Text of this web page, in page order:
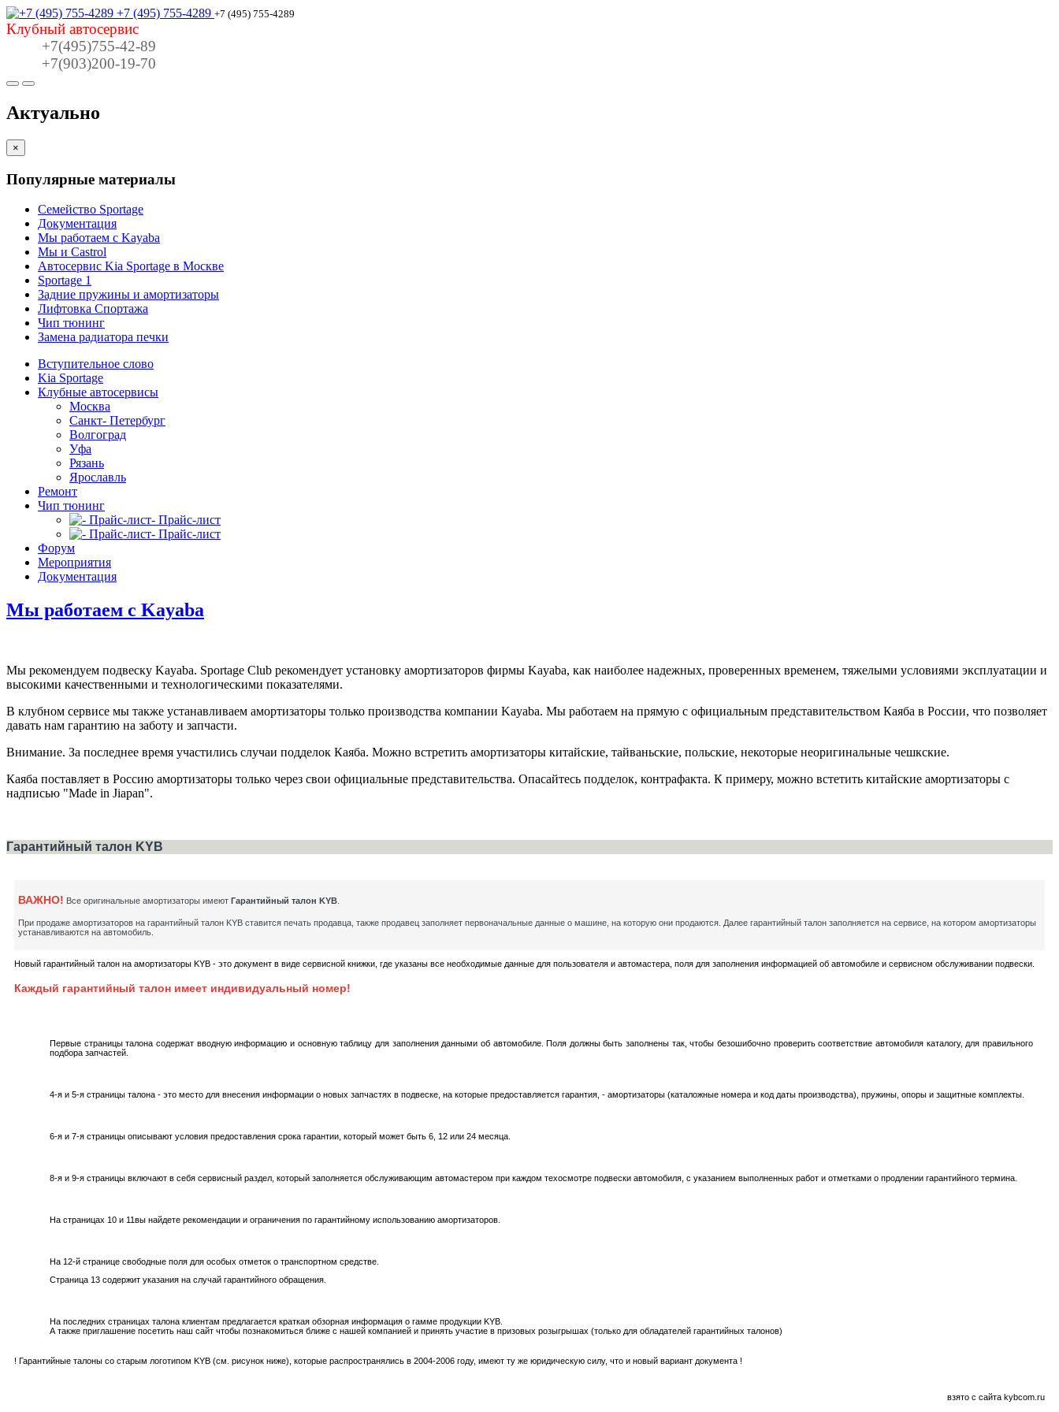
+7 (495) 755-4289 +7 (495) 755-4289
Клубный автосервис
+7(495)755-42-89
+7(903)200-19-70
Актуально
×
Популярные материалы
Семейство Sportage
Документация
Мы работаем с Kayaba
Мы и Castrol
Автосервис Kia Sportage в Москве
Sportage 1
Задние пружины и амортизаторы
Лифтовка Спортажа
Чип тюнинг
Замена радиатора печки
Вступительное слово
Kia Sportage
Клубные автосервисы
Москва
Санкт- Петербург
Волгоград
Уфа
Рязань
Ярославль
Ремонт
Чип тюнинг
- Прайс-лист
- Прайс-лист
Форум
Мероприятия
Документация
Мы работаем с Kayaba
Мы рекомендуем подвеску Kayaba. Sportage Club рекомендует установку амортизаторов фирмы Kayaba, как наиболее надежных, проверенных временем, тяжелыми условиями эксплуатации и
высокими качественными и технологическими показателями.
В клубном сервисе мы также устанавливаем амортизаторы только производства компании Kayaba. Мы работаем на прямую с официальным представительством Каяба в России, что позволяет
давать нам гарантию на заботу и запчасти.
Внимание. За последнее время участились случаи подделок Каяба. Можно встретить амортизаторы китайские, тайваньские, польские, некоторые неоригинальные чешкские.
Каяба поставляет в Россию амортизаторы только через свои официальные представительства. Опасайтесь подделок, контрафакта. К примеру, можно встетить китайские амортизаторы с
надписью "Made in Jiapan".
Гарантийный талон KYB
ВАЖНО! Все оригинальные амортизаторы имеют Гарантийный талон KYB
При продаже амортизаторов на гарантийный талон KYB ставится печать продавца, также продавец заполняет первоначальные данные о машине, на которую они продаются. Далее гарантийный талон заполняется на сервисе, на котором амортизаторы
устанавливаются на автомобиль.
Новый гарантийный талон на амортизаторы KYB - это документ в виде сервисной книжки, где указаны все необходимые данные для пользователя и автомастера, поля для заполнения информацией об автомобиле и сервисном обслуживании подвески.
Каждый гарантийный талон имеет индивидуальный номер!
Первые страницы талона содержат вводную информацию и основную таблицу для заполнения данными об автомобиле. Поля должны быть заполнены так, чтобы безошибочно проверить соответствие автомобиля каталогу, для правильного
подбора запчастей.
4-я и 5-я страницы талона - это место для внесения информации о новых запчастях в подвеске, на которые предоставляется гарантия, - амортизаторы (каталожные номера и код даты производства), пружины, опоры и защитные комплекты.
6-я и 7-я страницы описывают условия предоставления срока гарантии, который может быть 6, 12 или 24 месяца.
8-я и 9-я страницы включают в себя сервисный раздел, который заполняется обслуживающим автомастером при каждом техосмотре подвески автомобиля, с указанием выполненных работ и отметками о продлении гарантийного термина.
На страницах 10 и 11вы найдете рекомендации и ограничения по гарантийному использованию амортизаторов.
На 12-й странице свободные поля для особых отметок о транспортном средстве.
Страница 13 содержит указания на случай гарантийного обращения.
На последних страницах талона клиентам предлагается краткая обзорная информация о гамме продукции KYB.
А также приглашение посетить наш сайт чтобы познакомиться ближе с нашей компанией и принять участие в призовых розыгрышах (только для обладателей гарантийных талонов)
! Гарантийные талоны со старым логотипом KYB (см. рисунок ниже), которые распространялись в 2004-2006 году, имеют ту же юридическую силу, что и новый вариант документа !
взято с сайта kybcom.ru